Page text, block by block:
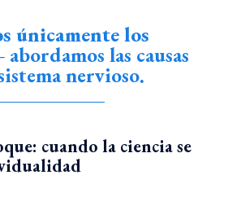
únicamente los
abordamos las causas
nervioso.
cuando la ciencia se